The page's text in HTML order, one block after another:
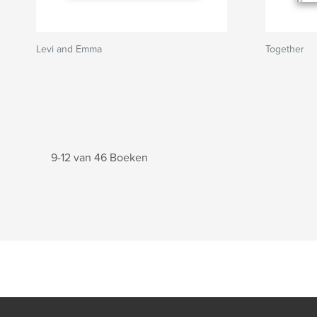
Levi and Emma Together
9-12 van 46 Boeken